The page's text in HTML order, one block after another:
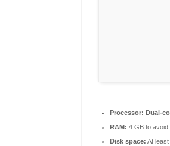
Processor: Dual-
RAM: 4 GB to avoid
Disk space: At